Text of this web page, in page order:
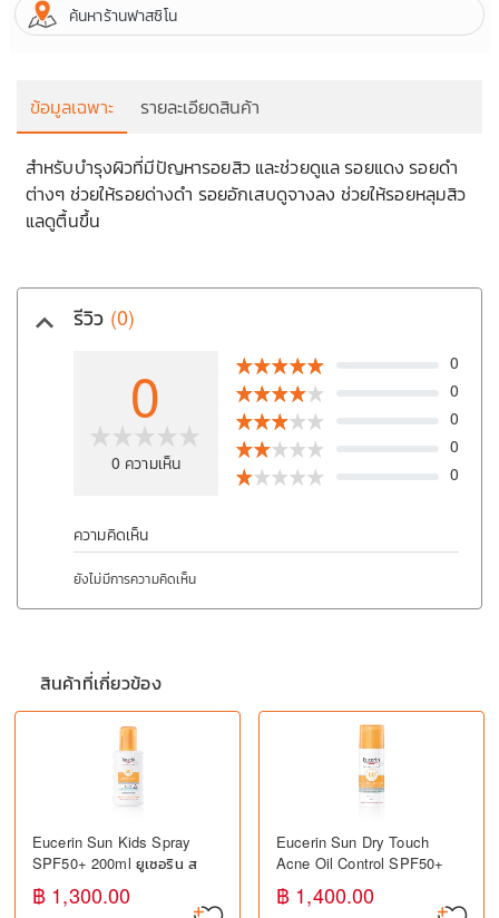
ค้นหาร้านฟาสซิโน
ข้อมูลเฉพาะ รายละเอียดสินค้า
สำหรับบำรุงผิวที่มีปัญหารอยสิว และช่วยดูแล รอยแดง รอยดำ
ต่างๆ ช่วยให้รอยด่างดำ รอยอักเสบดูจางลง ช่วยให้รอยหลุมสิว
แลดูตื้นขึ้น
รีวิว (0)
keyboard_arrow_up
0
0 ความเห็น
0
0
0
0
0
ความคิดเห็น
ยังไม่มีการความคิดเห็น
สินค้าที่เกี่ยวข้อง
Eucerin Sun Kids Spray
SPF50+ 200ml ยูเซอริน ส
เปรย์กันแดดสำหรับเด็ก
SPF50+ ปกป้องผิวจาก
฿ 1,300.00
Eucerin Sun Dry Touch
Acne Oil Control SPF50+
50ml ยูเซอริน กันแดดสำหรับ
ผิวมัน เป็นสิวง่าย
฿ 1,400.00